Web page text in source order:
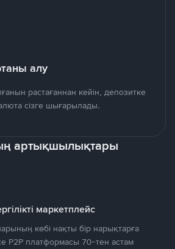
алу
растағаннан кейін, депозитке
сізге шығарылады.
артықшылықтары
маркетплейс
көбі нақты бір нарықтарға
P2P платформасы 70-тен астам